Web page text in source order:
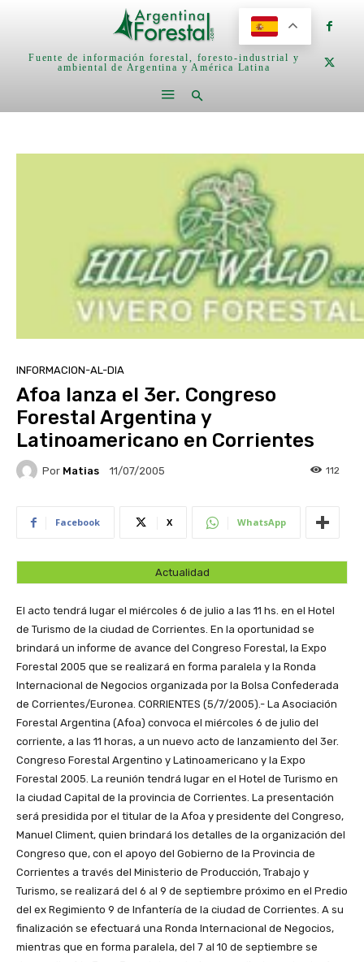
Fuente de información forestal, foresto-industrial y
ambiental de Argentina y América Latina
INFORMACION-AL-DIA
Afoa lanza el 3er. Congreso
Forestal Argentina y
Latinoamericano en Corrientes
Por Matias 11/07/2005 112
Facebook X WhatsApp
Actualidad
El acto tendrá lugar el miércoles 6 de julio a las 11 hs. en el Hotel
de Turismo de la ciudad de Corrientes. En la oportunidad se
brindará un informe de avance del Congreso Forestal, la Expo
Forestal 2005 que se realizará en forma paralela y la Ronda
Internacional de Negocios organizada por la Bolsa Confederada
de Corrientes/Euronea. CORRIENTES (5/7/2005).- La Asociación
Forestal Argentina (Afoa) convoca el miércoles 6 de julio del
corriente, a las 11 horas, a un nuevo acto de lanzamiento del 3er.
Congreso Forestal Argentino y Latinoamericano y la Expo
Forestal 2005. La reunión tendrá lugar en el Hotel de Turismo en
la ciudad Capital de la provincia de Corrientes. La presentación
será presidida por el titular de la Afoa y presidente del Congreso,
Manuel Climent, quien brindará los detalles de la organización del
Congreso que, con el apoyo del Gobierno de la Provincia de
Corrientes a través del Ministerio de Producción, Trabajo y
Turismo, se realizará del 6 al 9 de septiembre próximo en el Predio
del ex Regimiento 9 de Infantería de la ciudad de Corrientes. A su
finalización se efectuará una Ronda Internacional de Negocios,
mientras que en forma paralela, del 7 al 10 de septiembre se